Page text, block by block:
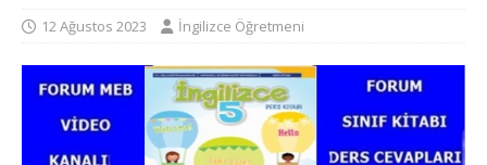
12 Ağustos 2023 İngilizce Öğretmeni